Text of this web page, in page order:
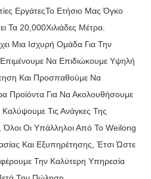
ΕργάτεςΤο Ετήσιο Μας Όγκο
20,000Χιλιάδες Μέτρα.
Μια Ισχυρή Ομάδα Για Την
Να Επιδιώκουμε Υψηλή
Και Προσπαθούμε Να
Προϊόντα Για Να Ακολουθήσουμε
Τις Ανάγκες Της
Οι Υπάλληλοι Από Το Weilong
Και Εξυπηρέτησης, Έτσι Ώστε
Την Καλύτερη Υπηρεσία